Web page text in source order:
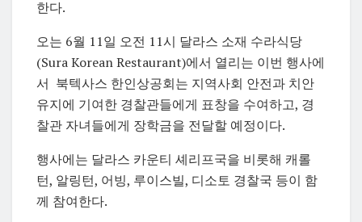
한다.
오는 6월 11일 오전 11시 달라스 소재 수라식당
(Sura Korean Restaurant)에서 열리는 이번 행사에
서 북텍사스 한인상공회는 지역사회 안전과 치안
유지에 기여한 경찰관들에게 표창을 수여하고, 경
찰관 자녀들에게 장학금을 전달할 예정이다.
행사에는 달라스 카운티 셰리프국을 비롯해 캐롤
턴, 알링턴, 어빙, 루이스빌, 디소토 경찰국 등이 함
께 참여한다.